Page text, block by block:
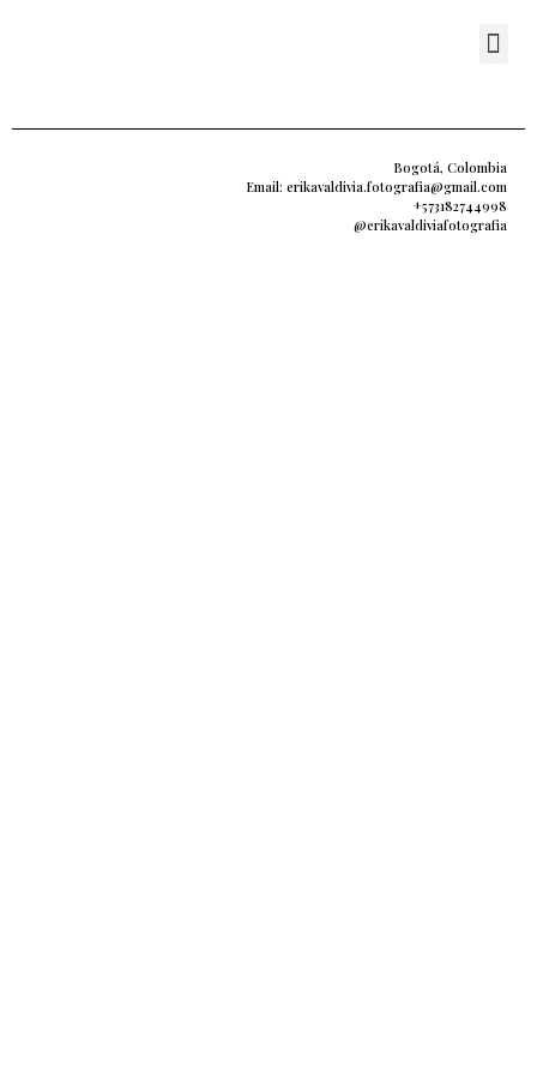
Bogotá, Colombia
Email: erikavaldivia.fotografia@gmail.com
+573182744998
@erikavaldiviafotografia